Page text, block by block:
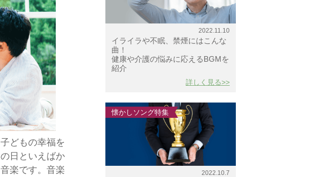
どもの幸福を
日といえばか
楽です。音楽
2022.11.10
イライラや不眠、禁煙にはこんな
曲！
健康や介護の悩みに応えるBGMを
紹介
詳しく見る>>
2022.10.7
懐かしソング特集